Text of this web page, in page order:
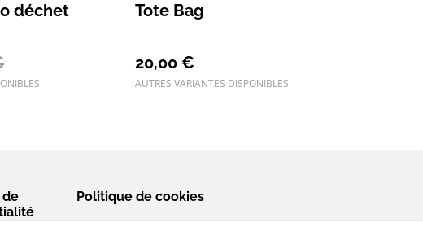
déchet Tote Bag
20,00 €
AUTRES VARIANTES DISPONIBLES
de
Politique de cookies